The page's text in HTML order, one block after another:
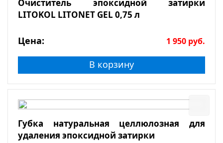
Очиститель эпоксидной затирки
LITOKOL LITONET GEL 0,75 л
Цена: 1 950 руб.
В корзину
Губка натуральная целлюлозная для
удаления эпоксидной затирки